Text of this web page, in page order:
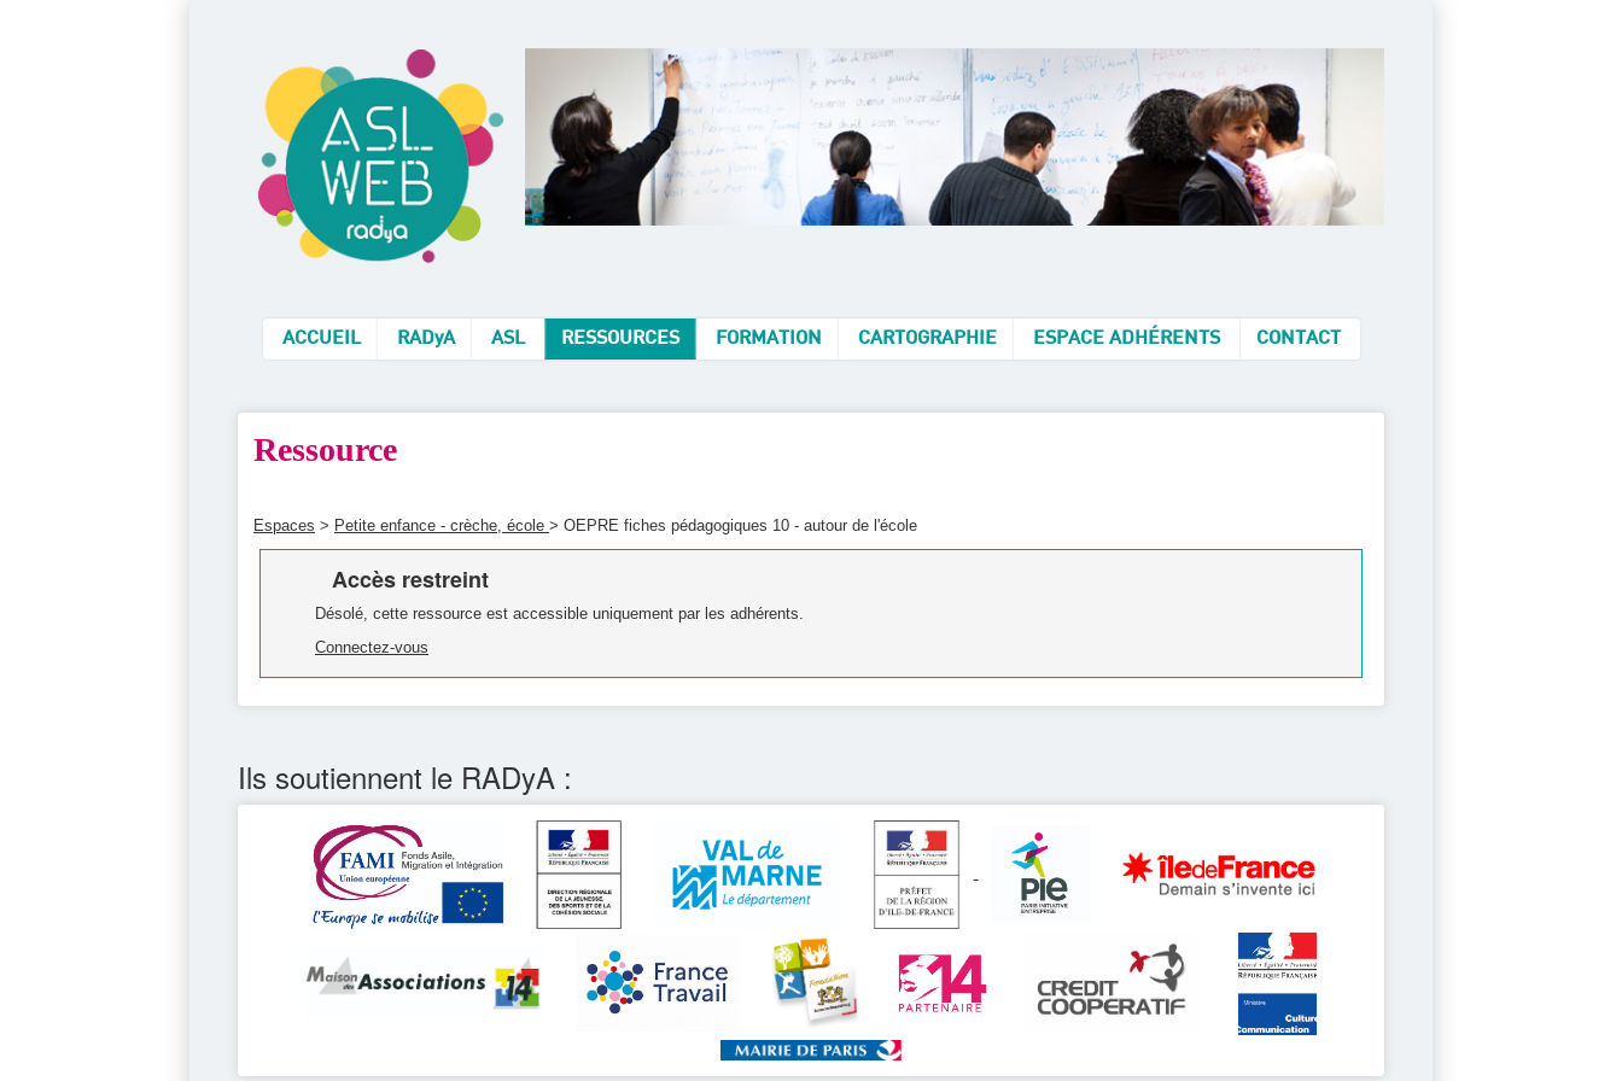
ACCUEIL RADyA ASL RESSOURCES FORMATION CARTOGRAPHIE ESPACE ADHÉRENTS CONTACT
Ressource
Espaces > Petite enfance - crèche, école > OEPRE fiches pédagogiques 10 - autour de l'école
Accès restreint
Désolé, cette ressource est accessible uniquement par les adhérents.
Connectez-vous
Ils soutiennent le RADyA :